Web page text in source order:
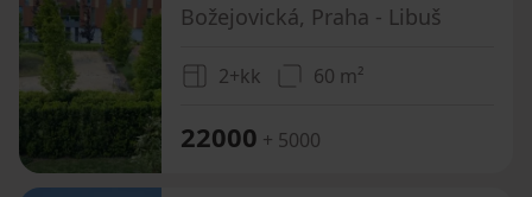
Božejovická, Praha - Libuš
2+kk 60 m²
22000 + 5000